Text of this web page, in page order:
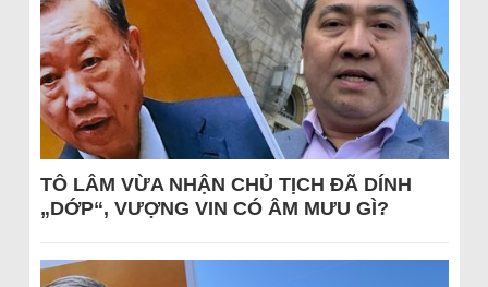
TÔ LÂM VỪA NHẬN CHỦ TỊCH ĐÃ DÍNH
„DỚP“, VƯỢNG VIN CÓ ÂM MƯU GÌ?